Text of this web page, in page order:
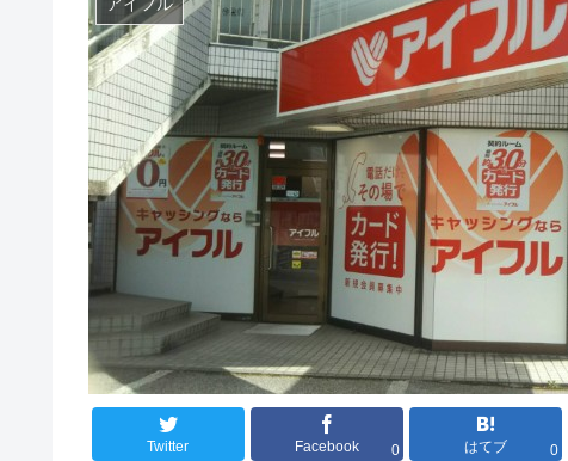
アイフル
Twitter Facebook 0 はてブ 0